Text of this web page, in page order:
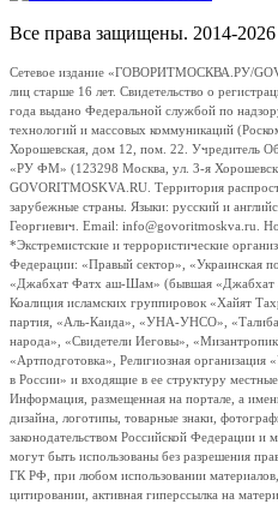
Все права защищены. 2014-
Сетевое издание «ГОВОРИТМОСКВА.РУ/
лиц старше 16 лет. Свидетельство о
года выдано Федеральной службой по
технологий и массовых коммуникаций
Хорошевская, дом 12, пом. 22. Учредитель
«РУ ФМ» (123298 Москва, ул. 3-я
GOVORITMOSKVA.RU. Территория
зарубежные страны. Языки: русский и
Георгиевич. Email: info@govoritmoskva.ru.
*Экстремистские и террористические
Федерации: «Правый сектор», «Украинская
«Джабхат Фатх аш-Шам» (бывшая «Джабхат
Коалиция исламских группировок «Хайят
партия, «Аль-Каида», «УНА-УНСО»,
народа», «Свидетели Иеговы»,
«Артподготовка», Религиозная организация
в России» и входящие в ее структуру
Информация, размещенная на портале, а
дизайна, логотипы, товарные знаки,
законодательством Российской Федерации
могут быть использованы без разрешения
ГК РФ, при любом использовании
цитировании, активная гиперссылка на